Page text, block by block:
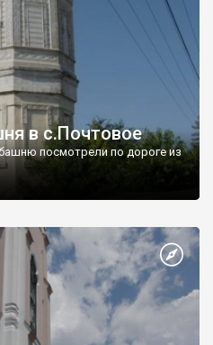
в с.Почтовое
посмотрели по дороге из